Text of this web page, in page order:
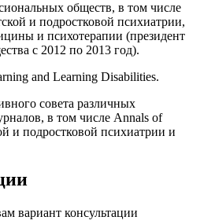
обществ, в том числе
и подростковой психиатрии,
и психотерапии (президент
с 2012 по 2013 год).
and Learning Disabilities.
совета различных
в том числе Annals of
и подростковой психиатрии и
вариант консультации